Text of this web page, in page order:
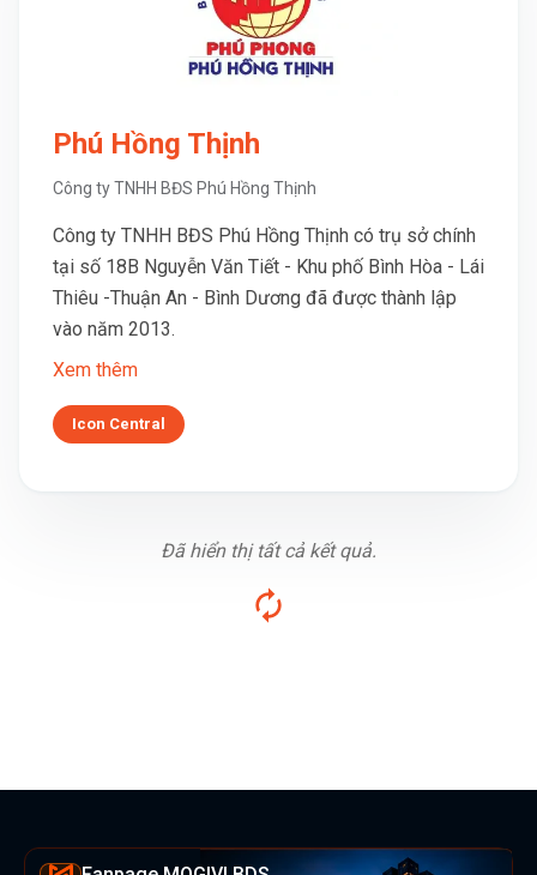
Phú Hồng Thịnh
Công ty TNHH BĐS Phú Hồng Thịnh
Công ty TNHH BĐS Phú Hồng Thịnh có trụ sở chính
tại số 18B Nguyễn Văn Tiết - Khu phố Bình Hòa - Lái
Thiêu -Thuận An - Bình Dương đã được thành lập
vào năm 2013.
Xem thêm
Icon Central
Đã hiển thị tất cả kết quả.